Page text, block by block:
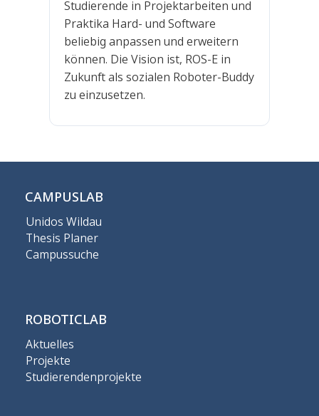
Studierende in Projektarbeiten und
Praktika Hard- und Software
beliebig anpassen und erweitern
können. Die Vision ist, ROS-E in
Zukunft als sozialen Roboter-Buddy
zu einzusetzen.
CAMPUSLAB
Unidos Wildau
Thesis Planer
Campussuche
ROBOTICLAB
Aktuelles
Projekte
Studierendenprojekte